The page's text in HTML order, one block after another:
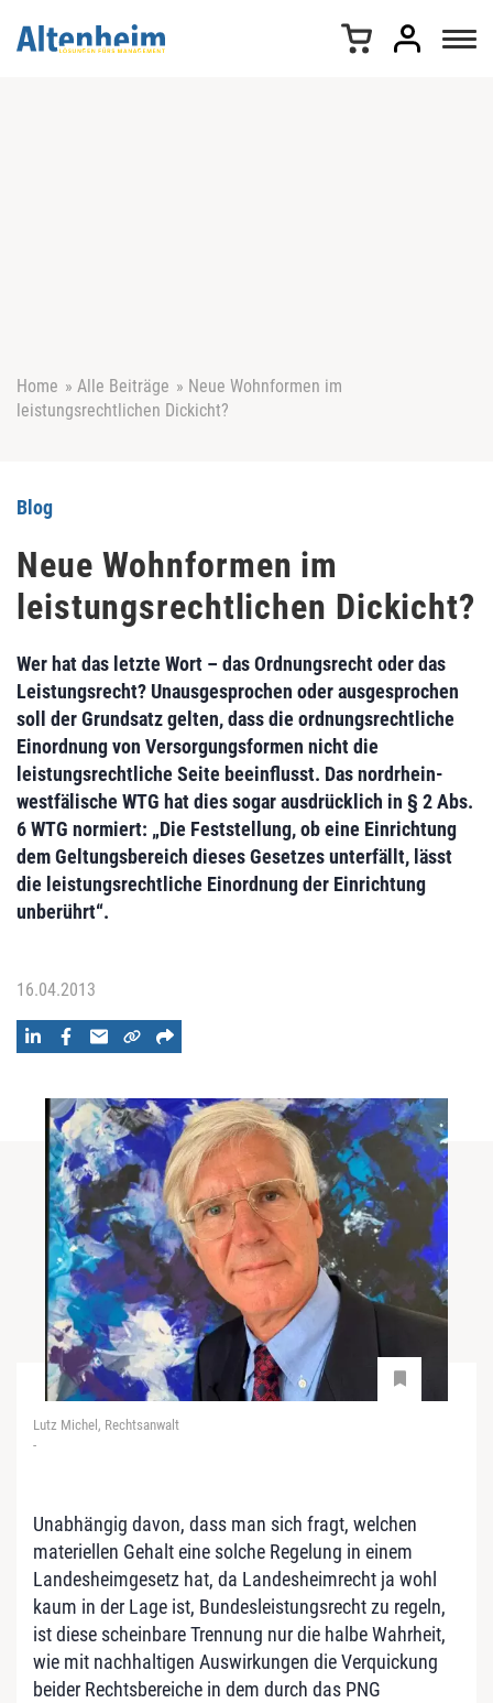
Home » Alle Beiträge » Neue Wohnformen im
leistungsrechtlichen Dickicht?
Blog
Neue Wohnformen im
leistungsrechtlichen Dickicht?
Wer hat das letzte Wort – das Ordnungsrecht oder das
Leistungsrecht? Unausgesprochen oder ausgesprochen
soll der Grundsatz gelten, dass die ordnungsrechtliche
Einordnung von Versorgungsformen nicht die
leistungsrechtliche Seite beeinflusst. Das nordrhein-
westfälische WTG hat dies sogar ausdrücklich in § 2 Abs.
6 WTG normiert: „Die Feststellung, ob eine Einrichtung
dem Geltungsbereich dieses Gesetzes unterfällt, lässt
die leistungsrechtliche Einordnung der Einrichtung
unberührt“.
16.04.2013
Lutz Michel, Rechtsanwalt
-
Unabhängig davon, dass man sich fragt, welchen
materiellen Gehalt eine solche Regelung in einem
Landesheimgesetz hat, da Landesheimrecht ja wohl
kaum in der Lage ist, Bundesleistungsrecht zu regeln,
ist diese scheinbare Trennung nur die halbe Wahrheit,
wie mit nachhaltigen Auswirkungen die Verquickung
beider Rechtsbereiche in dem durch das PNG